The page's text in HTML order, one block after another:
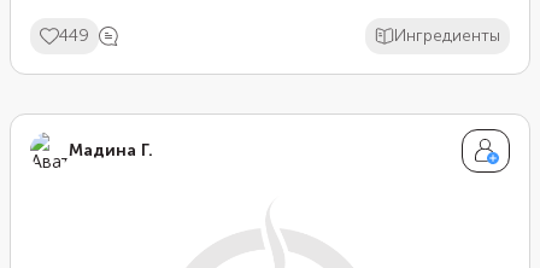
449 Ингредиенты
Мадина Г.